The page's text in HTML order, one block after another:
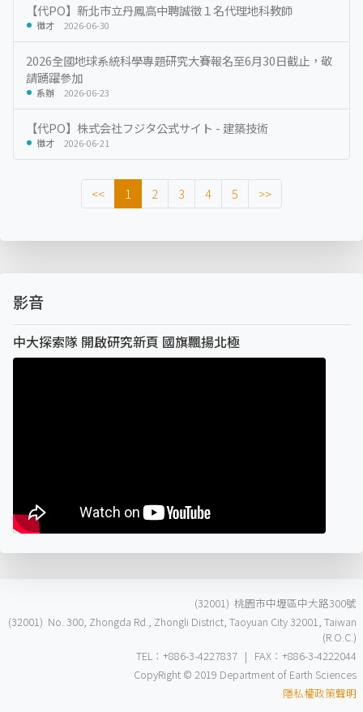
【代PO】新北市立丹鳳高中聘誠徵１名代理地科教師
徵才 2026-06-30
2026全國地球系統科學專題研究大賽報名至6月30日截止，敬
請踴躍參加
系辦 2026-06-23
【代PO】株式会社フジタ公式サイト - 建築技術
徵才 2026-06-21
<< 1 2 3 4 5 >>
影音
中大探索隊 開啟研究新頁 國旗飄揚北極
(32001) 桃園市中壢區中大路300號
(32001) No. 300, Zhongda Rd., Zhongli District, Taoyuan City 32001, Taiwan
(R.O.C.)
TEL：+886-3-4227837 | FAX：+886-3-4222044
CopyRight © 2019 Department of Earth Sciences
隱私權政策聲明